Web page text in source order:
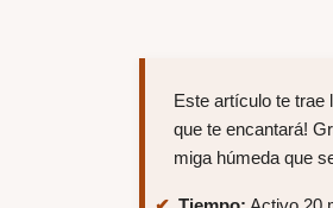
Este artículo te trae
que te encantará!
miga húmeda que